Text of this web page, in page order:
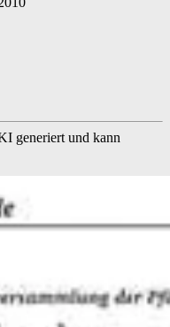
generiert und kann